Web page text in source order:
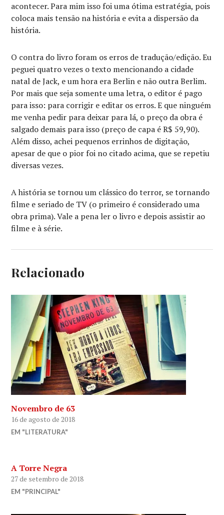
acontecer. Para mim isso foi uma ótima estratégia, pois
coloca mais tensão na história e evita a dispersão da
história.
O contra do livro foram os erros de tradução/edição. Eu
peguei quatro vezes o texto mencionando a cidade
natal de Jack, e um hora era Berlin e não outra Berlim.
Por mais que seja somente uma letra, o editor é pago
para isso: para corrigir e editar os erros. E que ninguém
me venha pedir para deixar para lá, o preço da obra é
salgado demais para isso (preço de capa é R$ 59,90).
Além disso, achei pequenos errinhos de digitação,
apesar de que o pior foi no citado acima, que se repetiu
diversas vezes.
A história se tornou um clássico do terror, se tornando
filme e seriado de TV (o primeiro é considerado uma
obra prima). Vale a pena ler o livro e depois assistir ao
filme e à série.
Relacionado
Novembro de 63
16 de agosto de 2018
EM "LITERATURA"
A Torre Negra
27 de setembro de 2018
EM "PRINCIPAL"